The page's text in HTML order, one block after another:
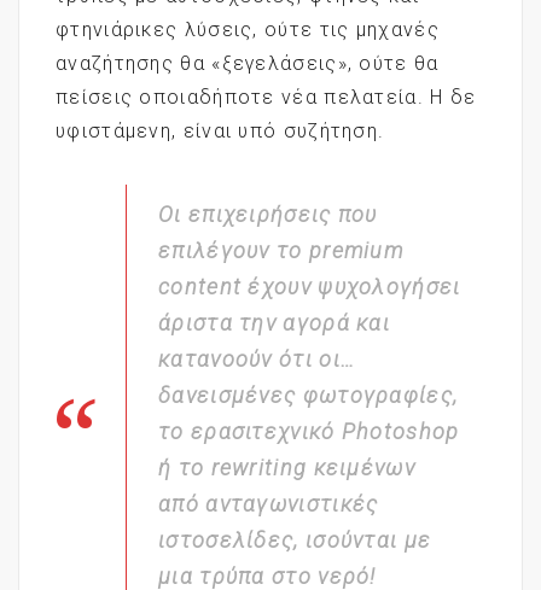
φτηνιάρικες λύσεις, ούτε τις μηχανές
αναζήτησης θα «ξεγελάσεις», ούτε θα
πείσεις οποιαδήποτε νέα πελατεία. Η δε
υφιστάμενη, είναι υπό συζήτηση.
Οι επιχειρήσεις που
επιλέγουν το premium
content έχουν ψυχολογήσει
άριστα την αγορά και
κατανοούν ότι οι…
δανεισμένες φωτογραφίες,
το ερασιτεχνικό Photoshop
ή το rewriting κειμένων
από ανταγωνιστικές
ιστοσελίδες, ισούνται με
μια τρύπα στο νερό!